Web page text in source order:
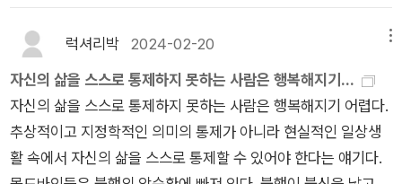
까요?이어진 나라는 부탄입니다. 행복이 국가의 최대 목표라는
부탄은 흔히 세계에서 가장 행복한 나라라고 알고 있습니다만, 2
024년 사이에 143개국의 국가행복지수의 평균점수에 따른 국
가행복지수의 순위 60위 안에 들지 못한 것 같습니다. 1위는 핀
란드이고, 2위는 덴마크, 3위는 아이슬란드입니다. 작가의 여행
서 죽고 싶나? 지금 살고 있는 곳 송도일까? 아니면 내가 학창시
않는다. 그래도 둘 중 고르라면 순천일 거 같다. '개인적인 행복이
라는 건 존재하지 않습니다. 행복은 철저히 관계 속에 존재해요.'
-p477 요즘 더욱 행복하려면 관계, 인간관계가 중요하다는 생
각이 든다. 좀 더 노력하자. 모든 사람에게 다정한 사람이 될 순
럭셔리박 2024-02-20
자신의 삶을 스스로 통제하지 못하는 사람은 행복해지기...
자신의 삶을 스스로 통제하지 못하는 사람은 행복해지기 어렵다.
추상적이고 지정학적인 의미의 통제가 아니라 현실적인 일상생
활 속에서 자신의 삶을 스스로 통제할 수 있어야 한다는 얘기다.